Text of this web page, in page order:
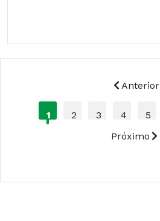
Anterior
1 2 3 4 5
Próximo